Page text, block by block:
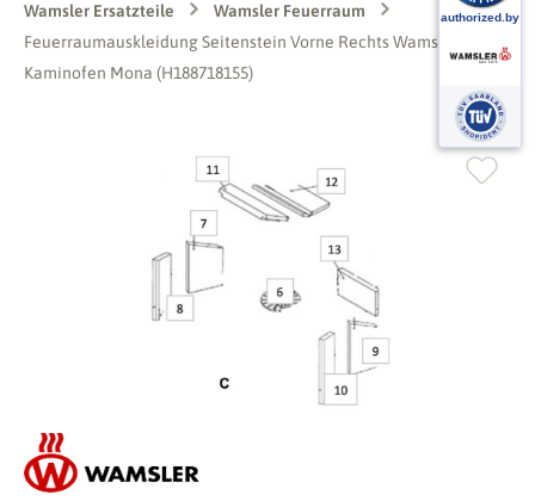
Wamsler Ersatzteile
Wamsler Feuerraum
Feuerraumauskleidung Seitenstein Vorne Rechts Wamsler
Kaminofen Mona (H188718155)